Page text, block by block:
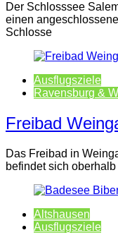
Der Schlosssee
einen
Schlosse
Ausflugsziele
Ravensburg &
Freibad
Das Freibad in
befindet sich
Altshausen
Ausflugsziele